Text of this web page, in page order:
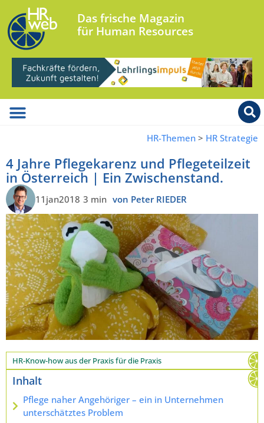
Das frische Magazin
für Human Resources
HR-Themen > HR Strategie
4 Jahre Pflegekarenz und Pflegeteilzeit
in Österreich | Ein Zwischenstand.
11jan2018 3 min von Peter RIEDER
HR-Know-how aus der Praxis für die Praxis
Inhalt
Pflege naher Angehöriger – ein in Unternehmen
unterschätztes Problem